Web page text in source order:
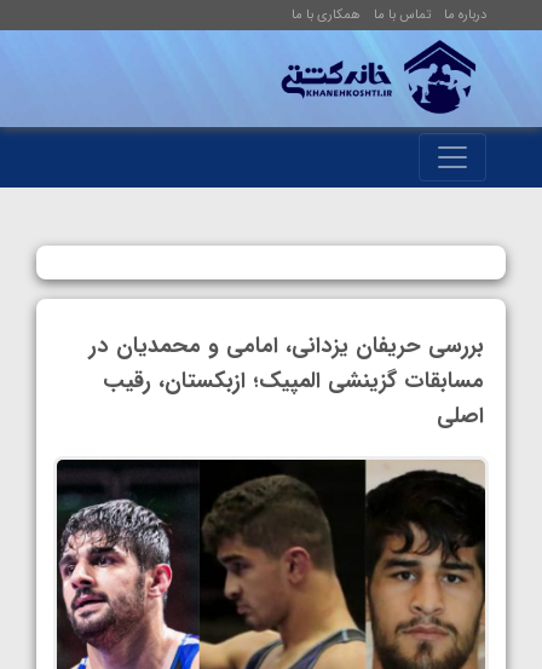
درباره ما تماس با ما همکاری با ما
بررسی حریفان یزدانی، امامی و محمدیان در
مسابقات گزینشی المپیک؛ ازبکستان، رقیب
اصلی